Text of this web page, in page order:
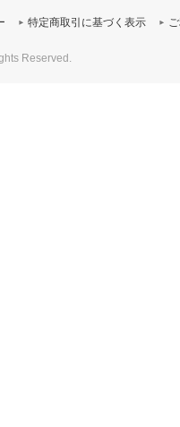
特定商取引に基づく表示
Reserved.